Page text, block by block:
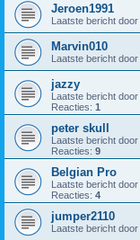
Jeroen1991
Laatste bericht door
Marvin010
Laatste bericht door
jazzy
Laatste bericht door
Reacties: 1
peter skull
Laatste bericht door
Reacties: 9
Belgian Pro
Laatste bericht door
Reacties: 4
jumper2110
Laatste bericht door